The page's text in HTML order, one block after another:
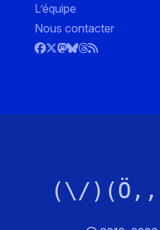
L’équipe
Nous contacter
(\/